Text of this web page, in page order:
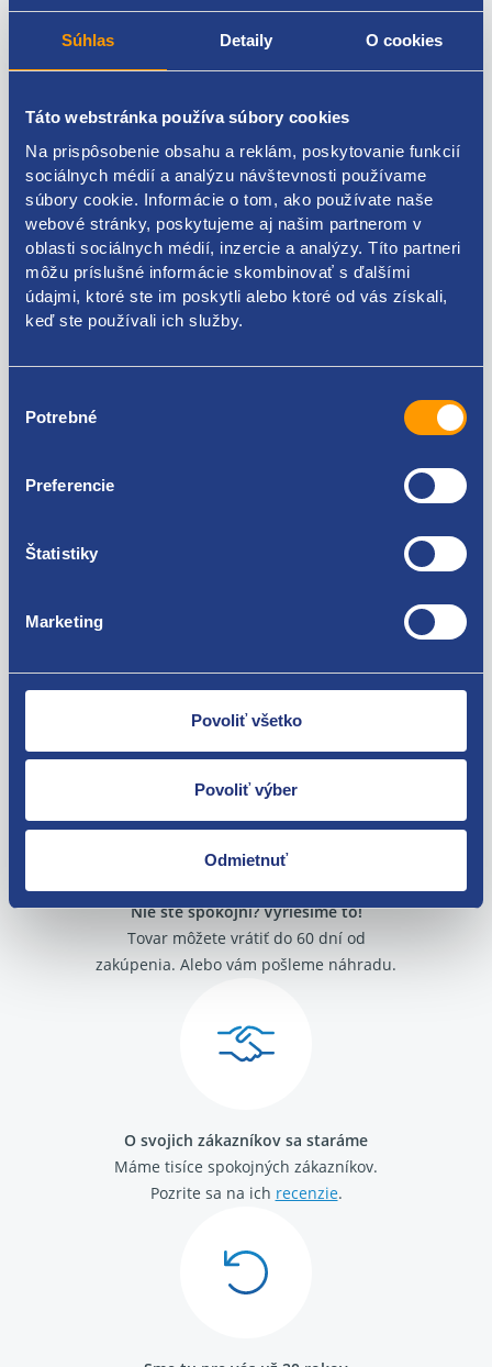
Súhlas Detaily O cookies
Táto webstránka používa súbory cookies
Na prispôsobenie obsahu a reklám, poskytovanie funkcií
sociálnych médií a analýzu návštevnosti používame
súbory cookie. Informácie o tom, ako používate naše
webové stránky, poskytujeme aj našim partnerom v
oblasti sociálnych médií, inzercie a analýzy. Títo partneri
môžu príslušné informácie skombinovať s ďalšími
údajmi, ktoré ste im poskytli alebo ktoré od vás získali,
keď ste používali ich služby.
súhlasu
Potrebné
Preferencie
Štatistiky
Marketing
Povoliť všetko
Povoliť výber
Odmietnuť
model: X-Privilo TX3
výrobca: TRACMAX
DOT: rok 2020
hĺbka dezénu: 4 mm
doplnkové informácie:
Ponuka použité pneumatiky. Možnosť objednať iba
množstvo, ktoré je aktuálne skladom. Objednávky s
väčším počtom pneumatík, než je aktuálna ponuka na
e-shope, budú stornované.
mesiac a rok výroby pneumatiky. Označenie DOT 1010
Za kvalitu ručíme!
Nie ste spokojní? Vyriešime to!
Tovar môžete vrátiť do 60 dní od
zakúpenia. Alebo vám pošleme náhradu.
O svojich zákazníkov sa staráme
Máme tisíce spokojných zákazníkov.
Pozrite sa na ich recenzie.